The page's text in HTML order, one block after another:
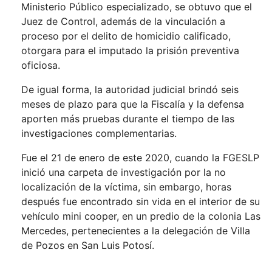
Ministerio Público especializado, se obtuvo que el
Juez de Control, además de la vinculación a
proceso por el delito de homicidio calificado,
otorgara para el imputado la prisión preventiva
oficiosa.
De igual forma, la autoridad judicial brindó seis
meses de plazo para que la Fiscalía y la defensa
aporten más pruebas durante el tiempo de las
investigaciones complementarias.
Fue el 21 de enero de este 2020, cuando la FGESLP
inició una carpeta de investigación por la no
localización de la víctima, sin embargo, horas
después fue encontrado sin vida en el interior de su
vehículo mini cooper, en un predio de la colonia Las
Mercedes, pertenecientes a la delegación de Villa
de Pozos en San Luis Potosí.